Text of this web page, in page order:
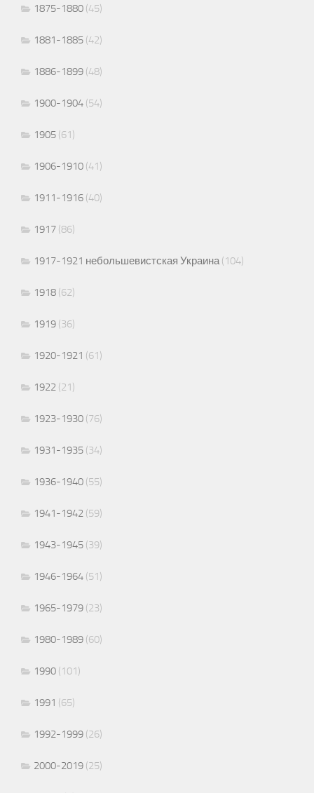
1875-1880 (45)
1881-1885 (42)
1886-1899 (48)
1900-1904 (54)
1905 (61)
1906-1910 (41)
1911-1916 (40)
1917 (86)
1917-1921 небольшевистская Украина(104)
1918 (62)
1919 (36)
1920-1921 (61)
1922 (21)
1923-1930 (76)
1931-1935 (34)
1936-1940 (55)
1941-1942 (59)
1943-1945 (39)
1946-1964 (51)
1965-1979 (23)
1980-1989 (60)
1990 (101)
1991 (65)
1992-1999 (26)
2000-2019 (25)